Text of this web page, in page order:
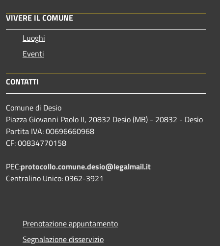
VIVERE IL COMUNE
Luoghi
Eventi
CONTATTI
Comune di Desio
Piazza Giovanni Paolo II, 20832 Desio (MB) - 20832 - Desio
Partita IVA: 00696660968
CF: 00834770158
PEC:protocollo.comune.desio@legalmail.it
Centralino Unico: 0362-3921
Prenotazione appuntamento
Segnalazione disservizio